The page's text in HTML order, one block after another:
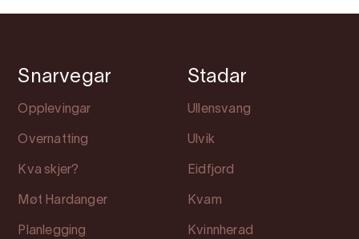
Snarvegar
Opplevingar
Overnatting
Kva skjer?
Møt Hardanger
Planlegging
Stadar
Ullensvang
Ulvik
Eidfjord
Kvam
Kvinnherad